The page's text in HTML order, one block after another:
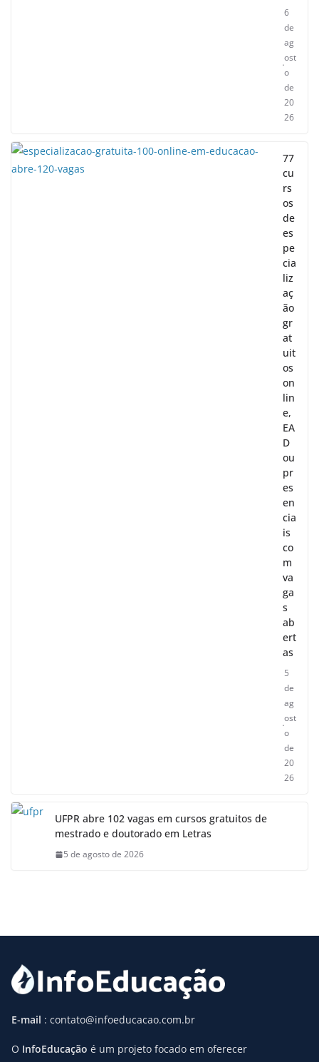
6
de
ag
ost
o
de
20
26
77
cu
rs
os
de
es
pe
cia
liz
aç
ão
gr
at
uit
os
on
lin
e,
EA
D
ou
pr
es
en
cia
is
co
m
va
ga
s
ab
ert
as
5
de
ag
ost
o
de
20
26
UFPR abre 102 vagas em cursos gratuitos de
mestrado e doutorado em Letras
5 de agosto de 2026
E-mail : contato@infoeducacao.com.br
O InfoEducação é um projeto focado em oferecer